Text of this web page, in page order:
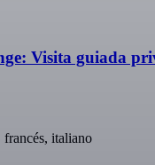
Visita guiada
italiano